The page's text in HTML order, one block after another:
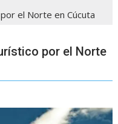
el Norte en Cúcuta
por el Norte